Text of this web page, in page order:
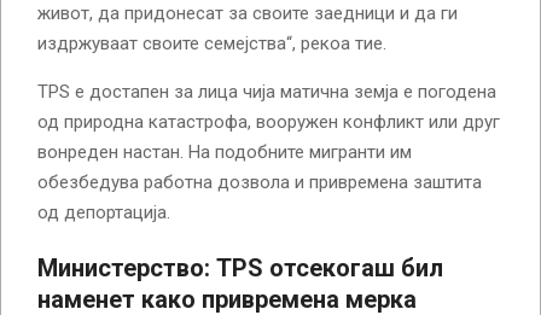
живот, да придонесат за своите заедници и да ги
издржуваат своите семејства“, рекоа тие.
TPS е достапен за лица чија матична земја е погодена
од природна катастрофа, вооружен конфликт или друг
вонреден настан. На подобните мигранти им
обезбедува работна дозвола и привремена заштита
од депортација.
Министерство: TPS отсекогаш бил
наменет како привремена мерка